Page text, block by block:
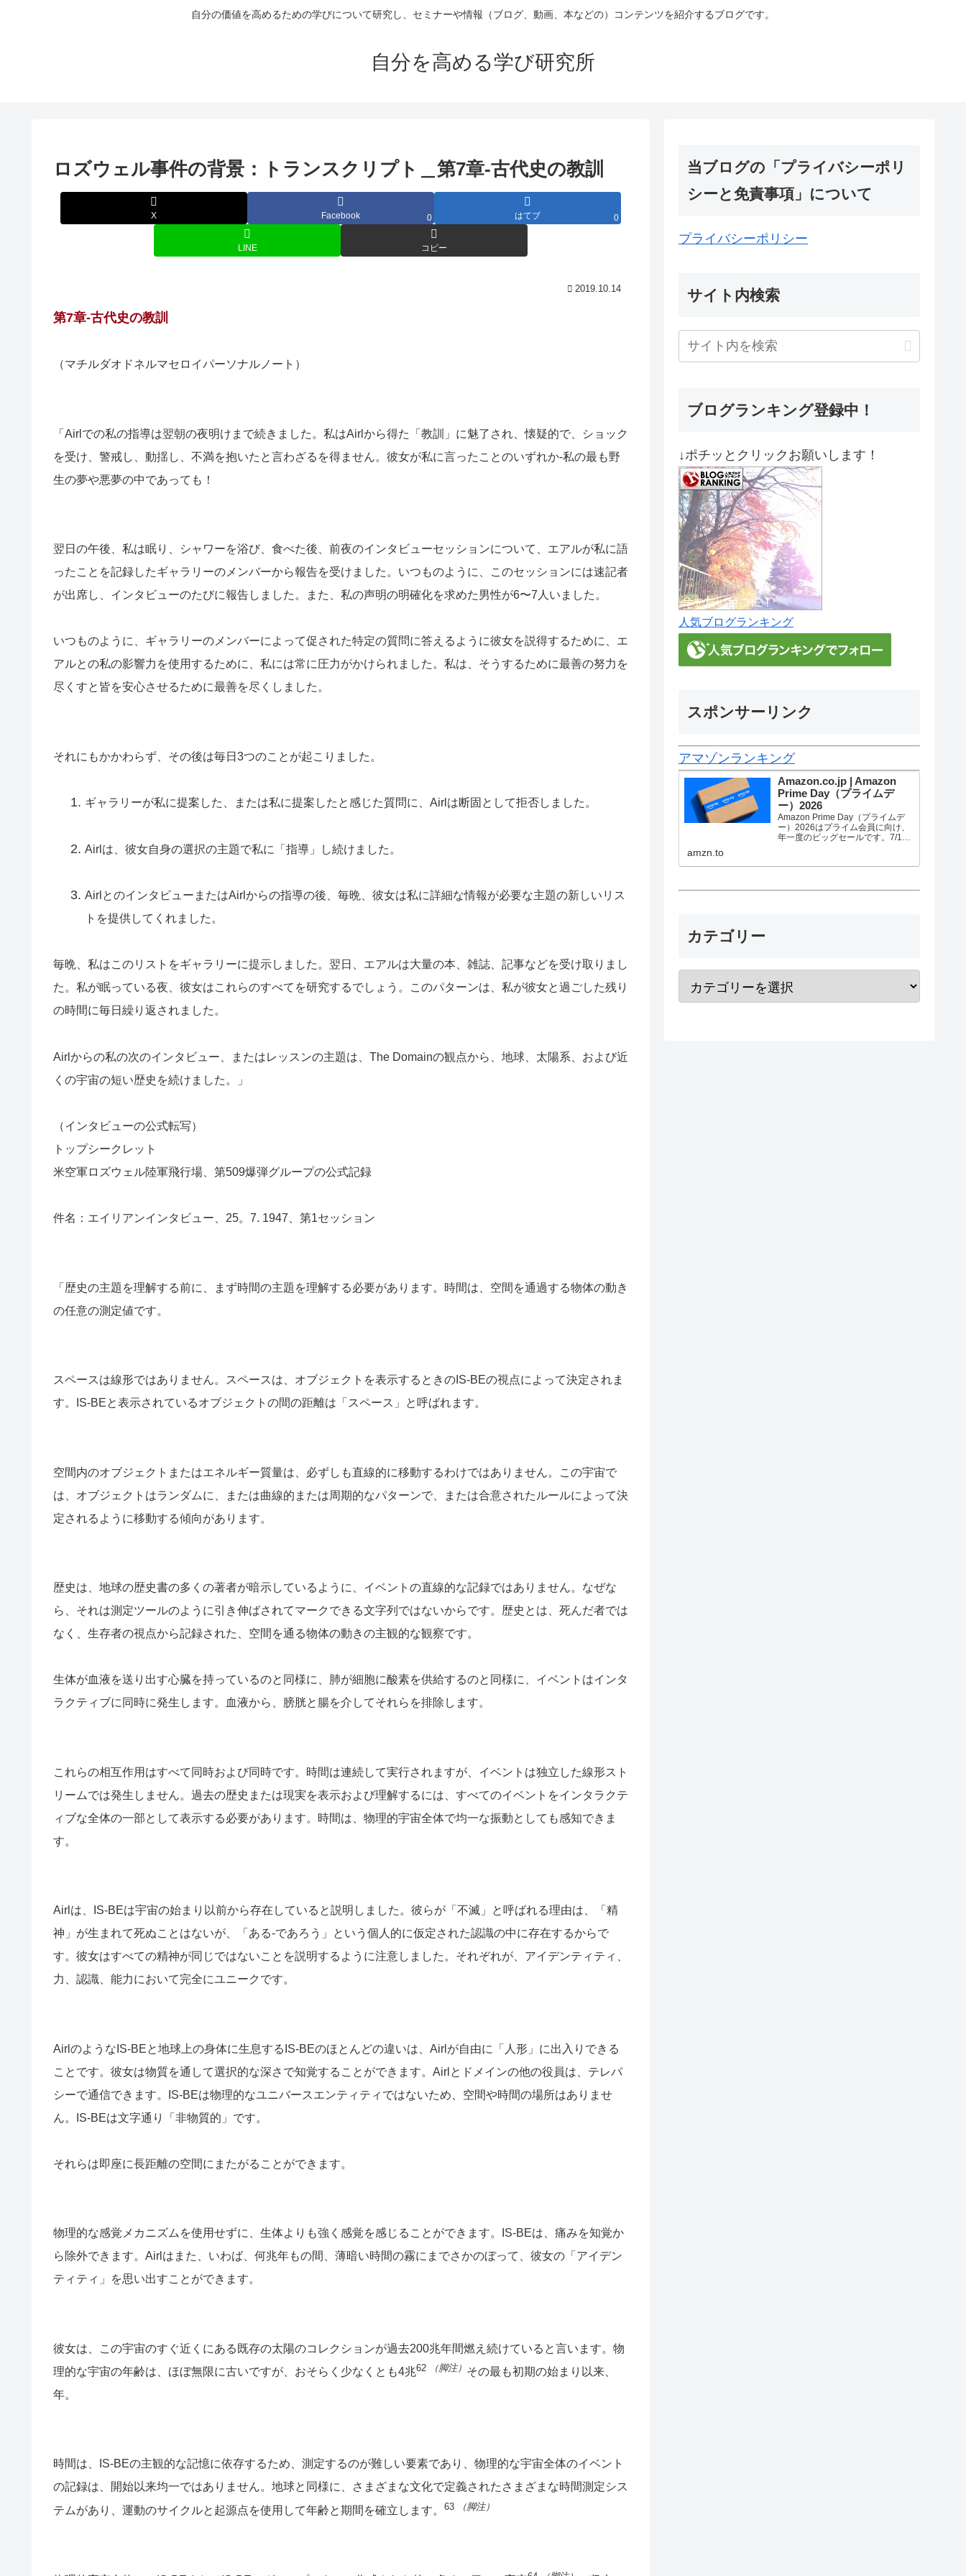
自分の価値を高めるための学びについて研究し、セミナーや情報（ブログ、動画、本などの）コンテンツを紹介するブログです。
自分を高める学び研究所
ロズウェル事件の背景：トランスクリプト＿第7章-古代史の教訓
X Facebook 0 はてブ 0
LINE コピー
2019.10.14
第7章-古代史の教訓
（マチルダオドネルマセロイパーソナルノート）
「Airlでの私の指導は翌朝の夜明けまで続きました。私はAirlから得た「教訓」に魅了され、懐疑的で、ショック
を受け、警戒し、動揺し、不満を抱いたと言わざるを得ません。彼女が私に言ったことのいずれか-私の最も野
生の夢や悪夢の中であっても！
翌日の午後、私は眠り、シャワーを浴び、食べた後、前夜のインタビューセッションについて、エアルが私に語
ったことを記録したギャラリーのメンバーから報告を受けました。いつものように、このセッションには速記者
が出席し、インタビューのたびに報告しました。また、私の声明の明確化を求めた男性が6〜7人いました。
いつものように、ギャラリーのメンバーによって促された特定の質問に答えるように彼女を説得するために、エ
アルとの私の影響力を使用するために、私には常に圧力がかけられました。私は、そうするために最善の努力を
尽くすと皆を安心させるために最善を尽くしました。
それにもかかわらず、その後は毎日3つのことが起こりました。
ギャラリーが私に提案した、または私に提案したと感じた質問に、Airlは断固として拒否しました。
Airlは、彼女自身の選択の主題で私に「指導」し続けました。
AirlとのインタビューまたはAirlからの指導の後、毎晩、彼女は私に詳細な情報が必要な主題の新しいリス
トを提供してくれました。
毎晩、私はこのリストをギャラリーに提示しました。翌日、エアルは大量の本、雑誌、記事などを受け取りまし
た。私が眠っている夜、彼女はこれらのすべてを研究するでしょう。このパターンは、私が彼女と過ごした残り
の時間に毎日繰り返されました。
Airlからの私の次のインタビュー、またはレッスンの主題は、The Domainの観点から、地球、太陽系、および近
くの宇宙の短い歴史を続けました。」
（インタビューの公式転写）
トップシークレット
米空軍ロズウェル陸軍飛行場、第509爆弾グループの公式記録
件名：エイリアンインタビュー、25。7. 1947、第1セッション
「歴史の主題を理解する前に、まず時間の主題を理解する必要があります。時間は、空間を通過する物体の動き
の任意の測定値です。
スペースは線形ではありません。スペースは、オブジェクトを表示するときのIS-BEの視点によって決定されま
す。IS-BEと表示されているオブジェクトの間の距離は「スペース」と呼ばれます。
空間内のオブジェクトまたはエネルギー質量は、必ずしも直線的に移動するわけではありません。この宇宙で
は、オブジェクトはランダムに、または曲線的または周期的なパターンで、または合意されたルールによって決
定されるように移動する傾向があります。
歴史は、地球の歴史書の多くの著者が暗示しているように、イベントの直線的な記録ではありません。なぜな
ら、それは測定ツールのように引き伸ばされてマークできる文字列ではないからです。歴史とは、死んだ者では
なく、生存者の視点から記録された、空間を通る物体の動きの主観的な観察です。
生体が血液を送り出す心臓を持っているのと同様に、肺が細胞に酸素を供給するのと同様に、イベントはインタ
ラクティブに同時に発生します。血液から、膀胱と腸を介してそれらを排除します。
これらの相互作用はすべて同時および同時です。時間は連続して実行されますが、イベントは独立した線形スト
リームでは発生しません。過去の歴史または現実を表示および理解するには、すべてのイベントをインタラクテ
ィブな全体の一部として表示する必要があります。時間は、物理的宇宙全体で均一な振動としても感知できま
す。
Airlは、IS-BEは宇宙の始まり以前から存在していると説明しました。彼らが「不滅」と呼ばれる理由は、「精
神」が生まれて死ぬことはないが、「ある-であろう」という個人的に仮定された認識の中に存在するからで
す。彼女はすべての精神が同じではないことを説明するように注意しました。それぞれが、アイデンティティ、
力、認識、能力において完全にユニークです。
AirlのようなIS-BEと地球上の身体に生息するIS-BEのほとんどの違いは、Airlが自由に「人形」に出入りできる
ことです。彼女は物質を通して選択的な深さで知覚することができます。Airlとドメインの他の役員は、テレパ
シーで通信できます。IS-BEは物理的なユニバースエンティティではないため、空間や時間の場所はありませ
ん。IS-BEは文字通り「非物質的」です。
それらは即座に長距離の空間にまたがることができます。
物理的な感覚メカニズムを使用せずに、生体よりも強く感覚を感じることができます。IS-BEは、痛みを知覚か
ら除外できます。Airlはまた、いわば、何兆年もの間、薄暗い時間の霧にまでさかのぼって、彼女の「アイデン
ティティ」を思い出すことができます。
彼女は、この宇宙のすぐ近くにある既存の太陽のコレクションが過去200兆年間燃え続けていると言います。物
理的な宇宙の年齢は、ほぼ無限に古いですが、おそらく少なくとも4兆62 （脚注） その最も初期の始まり以来、
年。
時間は、IS-BEの主観的な記憶に依存するため、測定するのが難しい要素であり、物理的な宇宙全体のイベント
の記録は、開始以来均一ではありません。地球と同様に、さまざまな文化で定義されたさまざまな時間測定シス
テムがあり、運動のサイクルと起源点を使用して年齢と期間を確立します。 63 （脚注）
当ブログの「プライバシーポリ
シーと免責事項」について
プライバシーポリシー
サイト内検索
ブログランキング登録中！
↓ポチッとクリックお願いします！
人気ブログランキング
スポンサーリンク
アマゾンランキング
Amazon.co.jp | Amazon
Prime Day（プライムデ
ー）2026
Amazon Prime Day（プライムデ
ー）2026はプライム会員に向け、
年一度のビッグセールです。7/10
ら数多くのお買得商品が96時間に
amzn.to
カテゴリー